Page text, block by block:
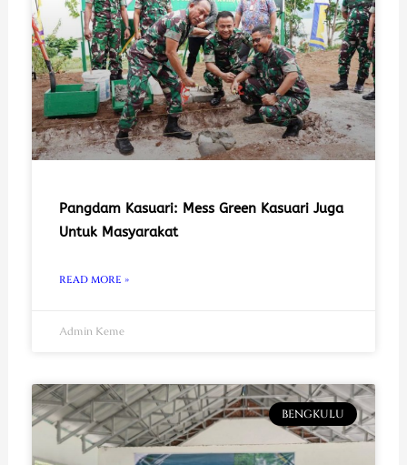
Pangdam Kasuari: Mess Green Kasuari Juga
Untuk Masyarakat
READ MORE »
Admin Keme
BENGKULU